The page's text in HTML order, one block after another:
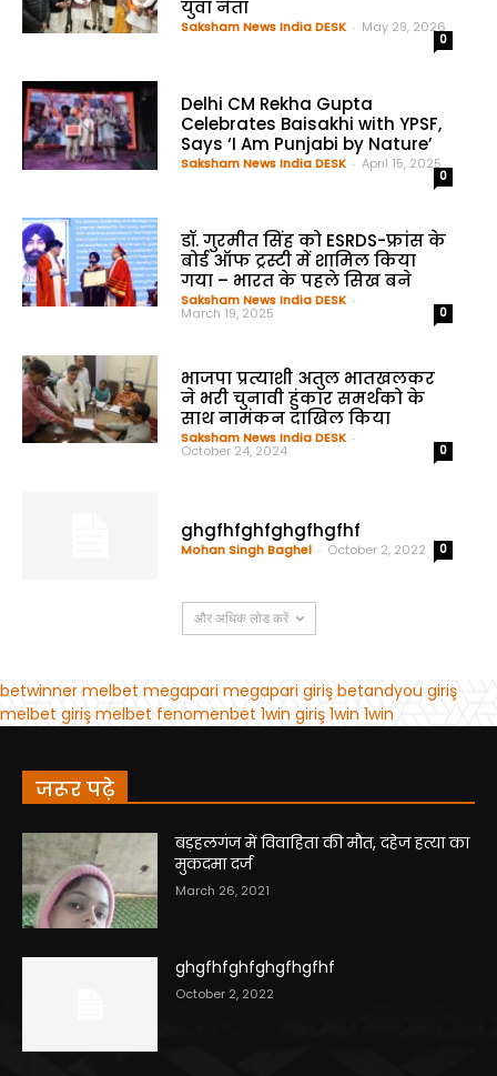
जरूर पढ़े
बड़हलगंज में विवाहिता की मौत, दहेज हत्या का
मुकदमा दर्ज
March 26, 2021
ghgfhfghfghgfhgfhf
October 2, 2022